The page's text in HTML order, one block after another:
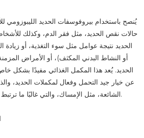
يُنصح باستخدام بيروفوسفات الحديد الليبوزومي
حالات نقص الحديد، مثل فقر الدم، وكذلك
الحديد نتيجة عوامل مثل سوء التغذية، أو زيادة
أو النشاط البدني المكثف)، أو الأمراض
الحديد. يُعد هذا المكمل الغذائي مفيدًا بشكل
عن خيار جيد التحمل وفعال لمكملات الحديد،
الشائعة، مثل الإمساك، والتي غالبًا ما ترتبط بمكملات الحديد التقليدية.